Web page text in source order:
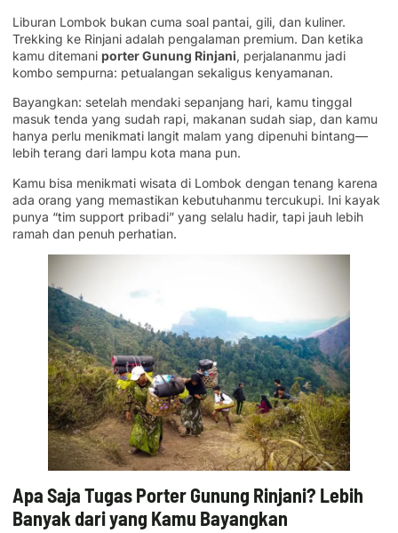
Liburan Lombok bukan cuma soal pantai, gili, dan kuliner.
Trekking ke Rinjani adalah pengalaman premium. Dan ketika
kamu ditemani porter Gunung Rinjani, perjalananmu jadi
kombo sempurna: petualangan sekaligus kenyamanan.
Bayangkan: setelah mendaki sepanjang hari, kamu tinggal
masuk tenda yang sudah rapi, makanan sudah siap, dan kamu
hanya perlu menikmati langit malam yang dipenuhi bintang—
lebih terang dari lampu kota mana pun.
Kamu bisa menikmati wisata di Lombok dengan tenang karena
ada orang yang memastikan kebutuhanmu tercukupi. Ini kayak
punya “tim support pribadi” yang selalu hadir, tapi jauh lebih
ramah dan penuh perhatian.
Apa Saja Tugas Porter Gunung Rinjani? Lebih
Banyak dari yang Kamu Bayangkan